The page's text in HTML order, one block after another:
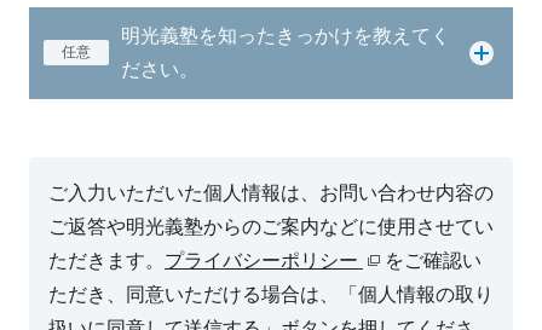
任意
明光義塾を知ったきっかけを教えてく
ださい。
ご入力いただいた個人情報は、お問い合わせ内容の
ご返答や明光義塾からのご案内などに使用させてい
ただきます。 プライバシーポリシー
をご確認い
ただき、同意いただける場合は、「個人情報の取り